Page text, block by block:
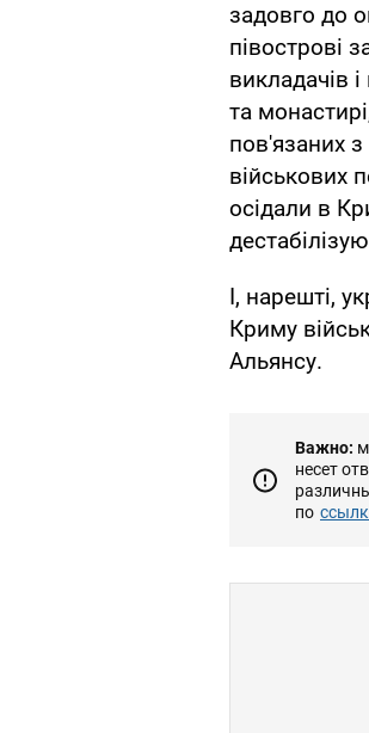
задовго до
півострові
викладачів
та
пов'язаних
військових
осідали в
І, нарешті,
Криму
Альянсу.
Важно:
несет
по